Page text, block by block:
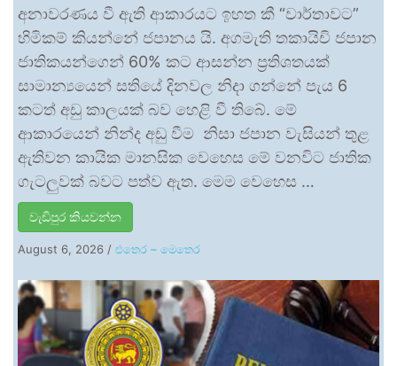
අනාවරණය වී ඇති ආකාරයට ඉහත කී “වාර්තාවට”
හිමිකම් කියන්නේ ජපානය යි. අගමැති තකායිචි ජපාන
ජාතිකයන්ගෙන් 60% කට ආසන්න ප්‍රතිශතයක්
සාමාන්‍යයෙන් සතියේ දිනවල නිදා ගන්නේ පැය 6
කටත් අඩු කාලයක් බව හෙළි වී තිබේ. මේ
ආකාරයෙන් නින්ද අඩු වීම නිසා ජපාන වැසියන් තුළ
ඇතිවන කායික මානසික වෙහෙස මේ වනවිට ජාතික
ගැටලුවක් බවට පත්ව ඇත. මෙම වෙහෙස …
වැඩිපුර කියවන්න
August 6, 2026 / එතෙර – මෙතෙර